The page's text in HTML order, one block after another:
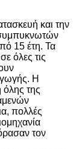
και την
15 έτη. Τα
όλες τις
Η
όλης της
πολλές
τον